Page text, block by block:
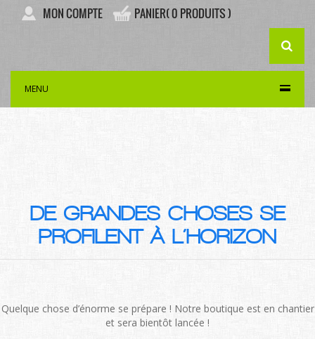
MON COMPTE PANIER( 0 PRODUITS )
MENU
DE GRANDES CHOSES SE
PROFILENT À L’HORIZON
Quelque chose d’énorme se prépare ! Notre boutique est en chantier
et sera bientôt lancée !